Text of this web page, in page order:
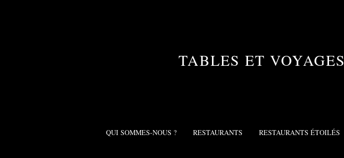
TABLES ET VOYAGES
QUI SOMMES-NOUS ? RESTAURANTS RESTAURANTS ÉTOILÉS